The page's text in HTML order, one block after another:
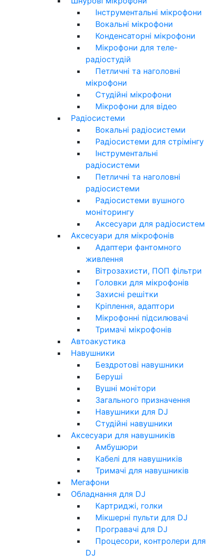
Інструментальні мікрофони
Вокальні мікрофони
Конденсаторні мікрофони
Мікрофони для теле-
радіостудій
Петличні та наголовні
мікрофони
Студійні мікрофони
Мікрофони для відео
Радіосистеми
Вокальні радіосистеми
Радіосистеми для стрімінгу
Інструментальні
радіосистеми
Петличні та наголовні
радіосистеми
Радіосистеми вушного
моніторингу
Аксесуари для радіосистем
Аксесуари для мікрофонів
Адаптери фантомного
живлення
Вітрозахисти, ПОП фільтри
Головки для мікрофонів
Захисні решітки
Кріплення, адаптори
Мікрофонні підсилювачі
Тримачі мікрофонів
Автоакустика
Навушники
Бездротові навушники
Беруші
Вушні монітори
Загального призначення
Навушники для DJ
Студійні навушники
Аксесуари для навушників
Амбушюри
Кабелі для навушників
Тримачі для навушників
Мегафони
Обладнання для DJ
Картриджі, голки
Мікшерні пульти для DJ
Програвачі для DJ
Процесори, контролери для
DJ